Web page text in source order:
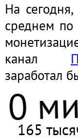
На
среднем
канал
заработал
0
165